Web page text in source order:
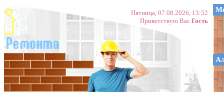
Пятница, 07.08.2026, 13:52
Приветствую Вас Гость